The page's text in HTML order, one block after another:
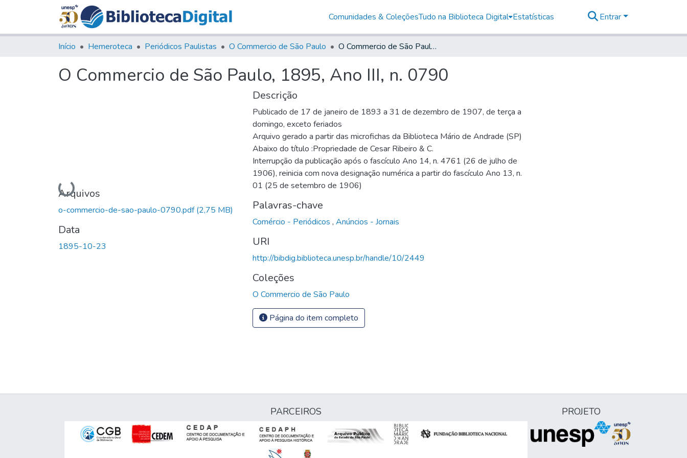
Comunidades & ColeçõesTudo na Biblioteca Digital Estatísticas Entrar
Início Hemeroteca Periódicos Paulistas O Commercio de São Paulo O Commercio de São Paulo, 1895, Ano III, n. 0790
O Commercio de São Paulo, 1895, Ano III, n. 0790
Carregando...
Arquivos
o-commercio-de-sao-paulo-0790.pdf(2,75 MB)
Data
1895-10-23
Descrição
Publicado de 17 de janeiro de 1893 a 31 de dezembro de 1907, de terça a
domingo, exceto feriados
Arquivo gerado a partir das microfichas da Biblioteca Mário de Andrade (SP)
Abaixo do título :Propriedade de Cesar Ribeiro & C.
Interrupção da publicação após o fascículo Ano 14, n. 4761 (26 de julho de
1906), reinicia com nova designação numérica a partir do fascículo Ano 13, n.
01 (25 de setembro de 1906)
Palavras-chave
Comércio - Periódicos , Anúncios - Jornais
URI
http://bibdig.biblioteca.unesp.br/handle/10/2449
Coleções
O Commercio de São Paulo
Página do item completo
PARCEIROS PROJETO